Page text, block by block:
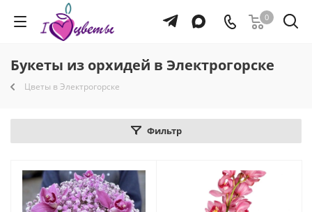
0
Букеты из орхидей в Электрогорске
Цветы в Электрогорске
Фильтр